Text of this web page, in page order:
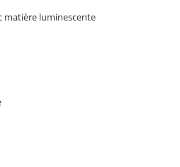
matière luminescente